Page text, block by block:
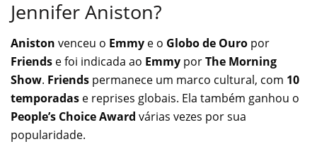
Jennifer Aniston?
Aniston venceu o Emmy e o Globo de Ouro por
Friends e foi indicada ao Emmy porThe Morning
Show. Friends permanece um marco cultural, com 10
temporadas e reprises globais. Ela também ganhou o
People’s Choice Award várias vezes por sua
popularidade.